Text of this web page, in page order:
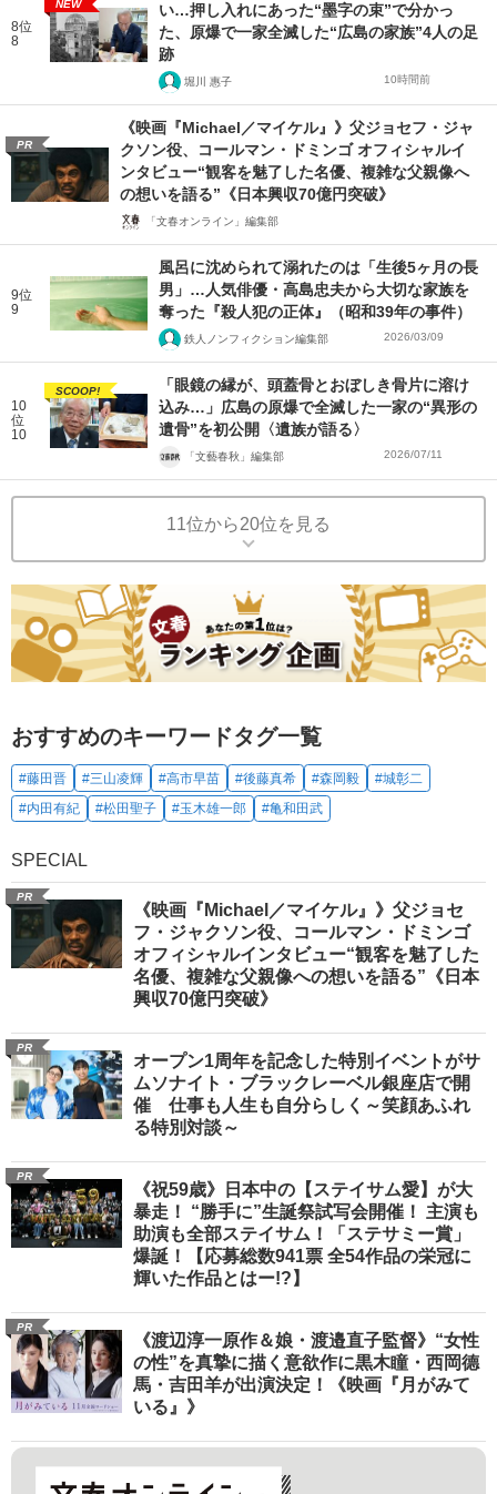
8位
8
NEW
い…押し入れにあった“墨字の束”で分かっ
た、原爆で一家全滅した“広島の家族”4人の足
跡
堀川 惠子 10時間前
PR
《映画『Michael／マイケル』》父ジョセフ・ジャ
クソン役、コールマン・ドミンゴ オフィシャルイ
ンタビュー“観客を魅了した名優、複雑な父親像へ
の想いを語る”《日本興収70億円突破》
「文春オンライン」編集部
9位
9
風呂に沈められて溺れたのは「生後5ヶ月の長
男」…人気俳優・高島忠夫から大切な家族を
奪った『殺人犯の正体』（昭和39年の事件）
鉄人ノンフィクション編集部 2026/03/09
10
位
10
SCOOP!
「眼鏡の縁が、頭蓋骨とおぼしき骨片に溶け
込み…」広島の原爆で全滅した一家の“異形の
遺骨”を初公開〈遺族が語る〉
「文藝春秋」編集部 2026/07/11
11位から20位を見る
おすすめのキーワードタグ一覧
#藤田晋 #三山凌輝 #高市早苗 #後藤真希 #森岡毅
#城彰二
#内田有紀
#松田聖子 #玉木雄一郎 #亀和田武
SPECIAL
PR
《映画『Michael／マイケル』》父ジョセ
フ・ジャクソン役、コールマン・ドミンゴ
オフィシャルインタビュー“観客を魅了した
名優、複雑な父親像への想いを語る”《日本
興収70億円突破》
PR
オープン1周年を記念した特別イベントがサ
ムソナイト・ブラックレーベル銀座店で開
催 仕事も人生も自分らしく～笑顔あふれ
る特別対談～
PR
《祝59歳》日本中の【ステイサム愛】が大
暴走！ “勝手に”生誕祭試写会開催！ 主演も
助演も全部ステイサム！「ステサミー賞」
爆誕！【応募総数941票 全54作品の栄冠に
輝いた作品とはー!?】
PR
《渡辺淳一原作＆娘・渡邉直子監督》“女性
の性”を真摯に描く意欲作に黒木瞳・西岡德
馬・吉田羊が出演決定！《映画『月がみて
いる』》